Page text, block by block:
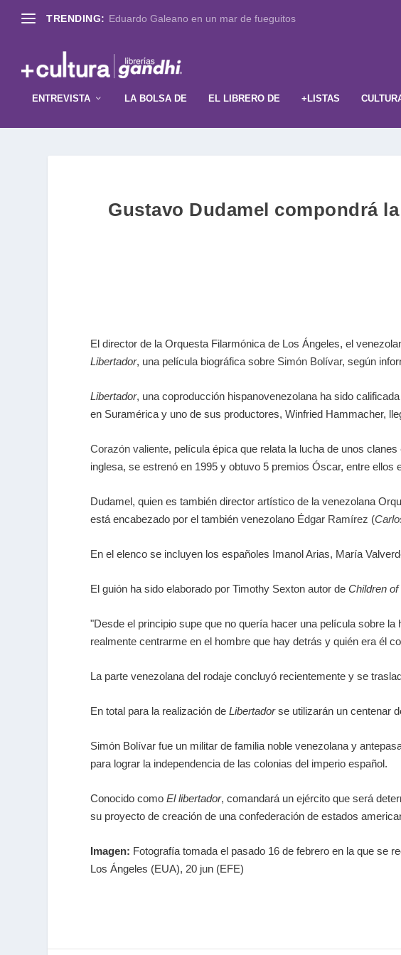
TRENDING: Eduardo Galeano en un mar de fueguitos
ENTREVISTA LA BOLSA DE EL LIBRERO DE +LISTAS
Gustavo Dudamel compondrá
El director de la Orquesta Filarmónica de Los Ángeles, el
Libertador, una película biográfica sobre Simón Bolívar, según
Libertador, una coproducción hispanovenezolana ha sido
en Suramérica y uno de sus productores, Winfried Hammacher,
Corazón valiente, película épica que relata la lucha de unos
inglesa, se estrenó en 1995 y obtuvo 5 premios Óscar, entre ellos
Dudamel, quien es también director artístico de la venezolana
está encabezado por el también venezolano Édgar Ramírez (
En el elenco se incluyen los españoles Imanol Arias, María
El guión ha sido elaborado por Timothy Sexton autor deChildren of
"Desde el principio supe que no quería hacer una película sobre
realmente centrarme en el hombre que hay detrás y quién era él
La parte venezolana del rodaje concluyó recientemente y se
En total para la realización deLibertadorse utilizarán un centenar
Simón Bolívar fue un militar de familia noble venezolana y
para lograr la independencia de las colonias del imperio español.
Conocido comoEl libertador, comandará un ejército que será
su proyecto de creación de una confederación de estados
Imagen: Fotografía tomada el pasado 16 de febrero en la que se
Los Ángeles (EUA), 20 jun (EFE)